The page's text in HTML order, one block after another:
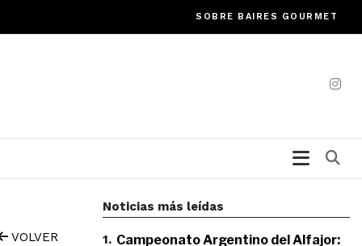
SOBRE BAIRES GOURMET
VOLVER
Noticias más leídas
1. Campeonato Argentino del Alfajor: